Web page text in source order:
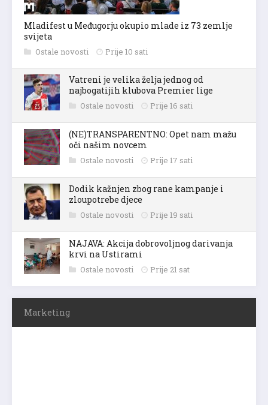
Mladifest u Međugorju okupio mlade iz 73 zemlje
svijeta
Ostale novosti Prije 10 sati
Vatreni je velika želja jednog od
najbogatijih klubova Premier lige
Ostale novosti Prije 16 sati
(NE)TRANSPARENTNO: Opet nam mažu
oči našim novcem
Ostale novosti Prije 17 sati
Dodik kažnjen zbog rane kampanje i
zloupotrebe djece
Ostale novosti Prije 19 sati
NAJAVA: Akcija dobrovoljnog darivanja
krvi na Ustirami
Ostale novosti Prije 21 sat
Marketing